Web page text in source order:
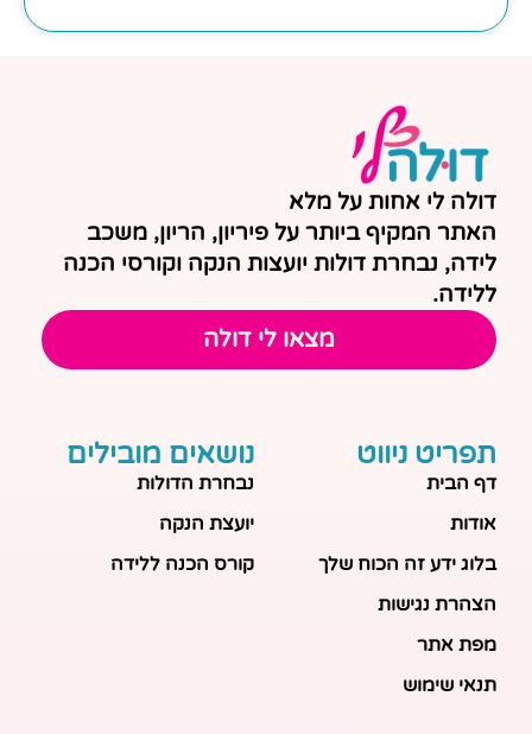
דולה לי אחות על מלא
האתר המקיף ביותר על פיריון, הריון, משכב
לידה, נבחרת דולות יועצות הנקה וקורסי הכנה
ללידה.
מצאו לי דולה
תפריט ניווט
דף הבית
אודות
בלוג ידע זה הכוח שלך
הצהרת נגישות
מפת אתר
תנאי שימוש
נושאים מובילים
נבחרת הדולות
יועצת הנקה
קורס הכנה ללידה